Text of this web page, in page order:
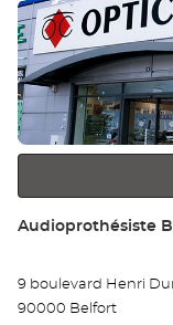
Pulse
ENTER
para
obtener
más
información
Tienda:
Audioprothésiste
9 boulevard Henri
90000 Belfort